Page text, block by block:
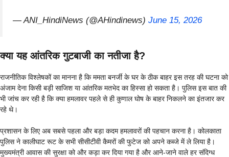
— ANI_HindiNews (@AHindinews) June 15, 2026
क्या यह आंतरिक गुटबाजी का नतीजा है?
राजनीतिक विश्लेषकों का मानना है कि ममता बनर्जी के घर के ठीक बाहर इस तरह की घटना को
अंजाम देना किसी बड़ी साजिश या आंतरिक मतभेद का हिस्सा हो सकता है। पुलिस इस बात की
भी जांच कर रही है कि क्या हमलावर पहले से ही कुणाल घोष के बाहर निकलने का इंतजार कर
रहे थे।
प्रशासन के लिए अब सबसे पहला और बड़ा कदम हमलावरों की पहचान करना है। कोलकाता
पुलिस ने कालीघाट रूट के सभी सीसीटीवी कैमरों की फुटेज को अपने कब्जे में ले लिया है।
मुख्यमंत्री आवास की सुरक्षा को और कड़ा कर दिया गया है और आने-जाने वाले हर संदिग्ध